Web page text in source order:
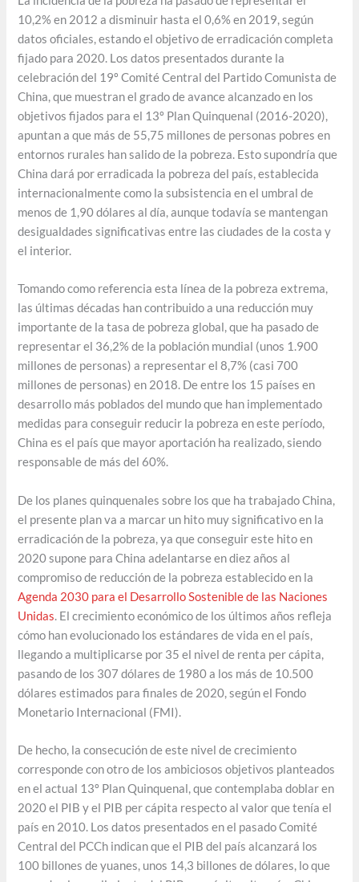
10,2% en 2012 a disminuir hasta el 0,6% en 2019, según
datos oficiales, estando el objetivo de erradicación completa
fijado para 2020. Los datos presentados durante la
celebración del 19º Comité Central del Partido Comunista de
China, que muestran el grado de avance alcanzado en los
objetivos fijados para el 13º Plan Quinquenal (2016-2020),
apuntan a que más de 55,75 millones de personas pobres en
entornos rurales han salido de la pobreza. Esto supondría que
China dará por erradicada la pobreza del país, establecida
internacionalmente como la subsistencia en el umbral de
menos de 1,90 dólares al día, aunque todavía se mantengan
desigualdades significativas entre las ciudades de la costa y
el interior.
Tomando como referencia esta línea de la pobreza extrema,
las últimas décadas han contribuido a una reducción muy
importante de la tasa de pobreza global, que ha pasado de
representar el 36,2% de la población mundial (unos 1.900
millones de personas) a representar el 8,7% (casi 700
millones de personas) en 2018. De entre los 15 países en
desarrollo más poblados del mundo que han implementado
medidas para conseguir reducir la pobreza en este período,
China es el país que mayor aportación ha realizado, siendo
responsable de más del 60%.
De los planes quinquenales sobre los que ha trabajado China,
el presente plan va a marcar un hito muy significativo en la
erradicación de la pobreza, ya que conseguir este hito en
2020 supone para China adelantarse en diez años al
compromiso de reducción de la pobreza establecido en la
Agenda 2030 para el Desarrollo Sostenible de las Naciones
Unidas. El crecimiento económico de los últimos años refleja
cómo han evolucionado los estándares de vida en el país,
llegando a multiplicarse por 35 el nivel de renta per cápita,
pasando de los 307 dólares de 1980 a los más de 10.500
dólares estimados para finales de 2020, según el Fondo
Monetario Internacional (FMI).
De hecho, la consecución de este nivel de crecimiento
corresponde con otro de los ambiciosos objetivos planteados
en el actual 13º Plan Quinquenal, que contemplaba doblar en
2020 el PIB y el PIB per cápita respecto al valor que tenía el
país en 2010. Los datos presentados en el pasado Comité
Central del PCCh indican que el PIB del país alcanzará los
100 billones de yuanes, unos 14,3 billones de dólares, lo que